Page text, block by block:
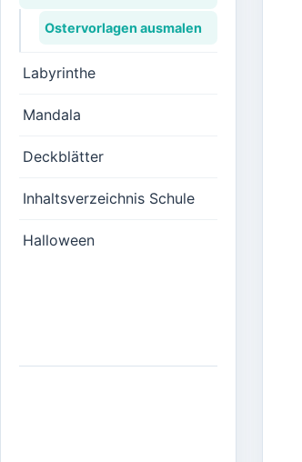
Ostervorlagen ausmalen
Labyrinthe
Mandala
Deckblätter
Inhaltsverzeichnis Schule
Halloween